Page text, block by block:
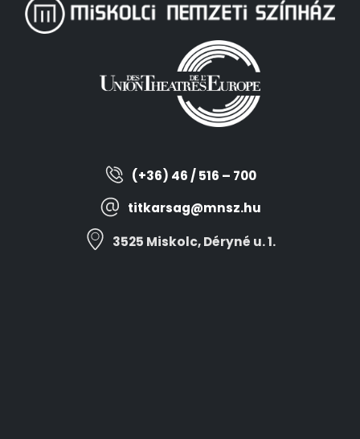
(+36) 46 / 516 – 700
titkarsag@mnsz.hu
3525 Miskolc, Déryné u. 1.